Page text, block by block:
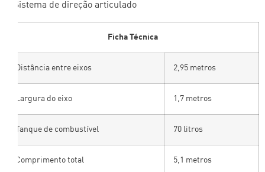
– Sistema de direção articulado
Ficha Técnica
Distância entre eixos 2,95 metros
Largura do eixo 1,7 metros
Tanque de combustível 70 litros
Comprimento total 5,1 metros